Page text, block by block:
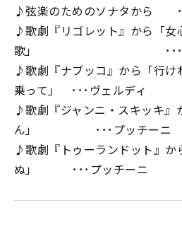
♪弦楽のためのソナタから ･
♪歌劇『リゴレット』から「女
歌」 ･･･ヴェ
♪歌劇『ナブッコ』から「行け
乗って」 ･･･ヴェルディ
♪歌劇『ジャンニ・スキッキ』
ん」 ･･･プッチーニ
♪歌劇『トゥーランドット』か
ぬ」 ･･･プッチーニ